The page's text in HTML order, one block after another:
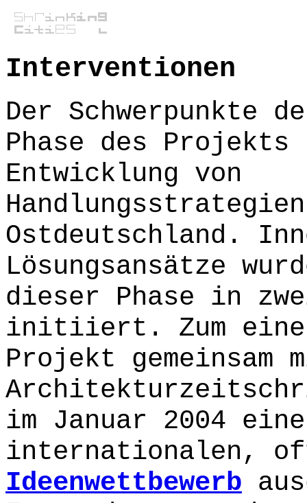
Interventionen
Der Schwerpunkte
Phase des
Entwicklung von
Ostdeutschland.
Lösungsansätze
dieser Phase in
initiiert. Zum
Projekt gemeinsam
im Januar 2004
internationalen,
Ideenwettbewerb